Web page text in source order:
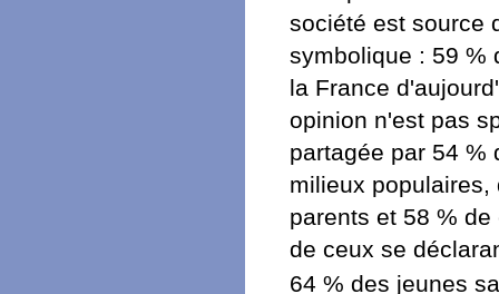
société est source
symbolique : 59 %
la France
opinion n'est pas
partagée par 54 %
milieux
parents et 58 %
de ceux se
64 % des jeunes